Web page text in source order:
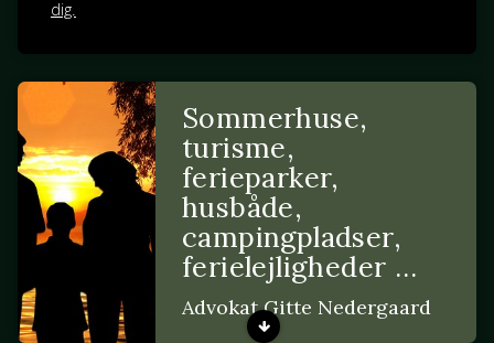
dig.
Sommerhuse,
turisme,
ferieparker,
husbåde,
campingpladser,
ferielejligheder …
Advokat Gitte Nedergaard